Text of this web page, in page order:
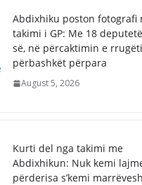
Abdixhiku poston fotografi
takimi i GP: Me 18
së, në përcaktimin e
përbashkët përpara
August 5, 2026
Kurti del nga takimi me
Abdixhikun: Nuk kemi
përderisa s’kemi